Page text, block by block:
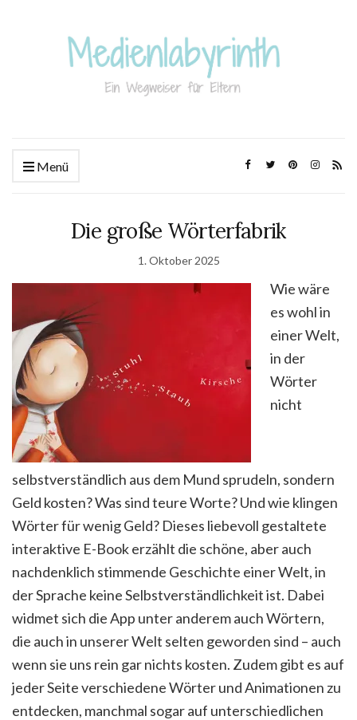
Menü
Die große Wörterfabrik
1. Oktober 2025
Wie wäre
es wohl in
einer Welt,
in der
Wörter
nicht
selbstverständlich aus dem Mund sprudeln, sondern
Geld kosten? Was sind teure Worte? Und wie klingen
Wörter für wenig Geld? Dieses liebevoll gestaltete
interaktive E-Book erzählt die schöne, aber auch
nachdenklich stimmende Geschichte einer Welt, in
der Sprache keine Selbstverständlichkeit ist. Dabei
widmet sich die App unter anderem auch Wörtern,
die auch in unserer Welt selten geworden sind – auch
wenn sie uns rein gar nichts kosten. Zudem gibt es auf
jeder Seite verschiedene Wörter und Animationen zu
entdecken, manchmal sogar auf unterschiedlichen